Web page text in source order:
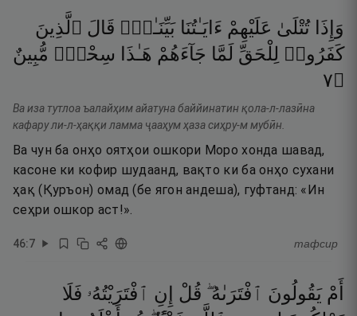
وَإِذَا تُتْلَىٰ عَلَيْهِمْ ءَايَـٰتُنَا بَيِّنَـٰتٍۢ قَالَ ٱلَّذِينَ
كَفَرُوا۟ لِلْحَقِّ لَمَّا جَآءَهُمْ هَـٰذَا سِحْرٌۭ مُّبِينٌ
۝٧
Ва иза тутлоа ъалайҳим айатуна баййинатин қола-л-лазӣна
кафару ли-л-ҳаққи ламма ҷааҳум ҳаза сиҳру-м мубӣн.
Ва чун ба онҳо оятҳои ошкори Моро хонда шавад,
касоне ки кофир шудаанд, вақто ки ба онҳо сухани
ҳақ (Қуръон) омад (бе ягон андеша), гуфтанд: «Ин
сеҳри ошкор аст!».
46:7 тафсир
أَمْ يَقُولُونَ ٱفْتَرَىٰهُ ۖ قُلْ إِنِ ٱفْتَرَيْتُهُۥ فَلَا